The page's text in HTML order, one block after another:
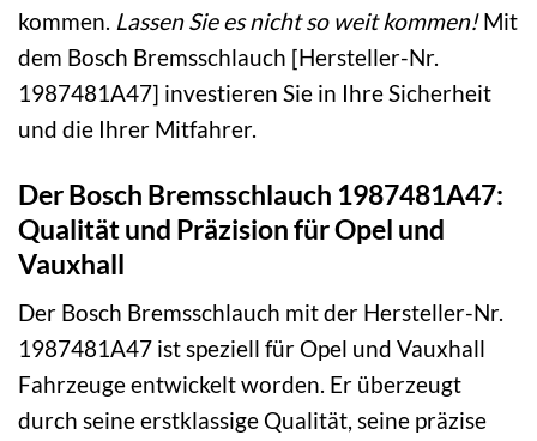
kommen. Lassen Sie es nicht so weit kommen!Mit
dem Bosch Bremsschlauch [Hersteller-Nr.
1987481A47] investieren Sie in Ihre Sicherheit
und die Ihrer Mitfahrer.
Der Bosch Bremsschlauch 1987481A47:
Qualität und Präzision für Opel und
Vauxhall
Der Bosch Bremsschlauch mit der Hersteller-Nr.
1987481A47 ist speziell für Opel und Vauxhall
Fahrzeuge entwickelt worden. Er überzeugt
durch seine erstklassige Qualität, seine präzise